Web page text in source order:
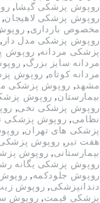
روپوش پزشکی گیشا ,
روپوش پزشکی لاهیجان,
مخصوص بارداری,
روپوش پزشکی مدل دار ,
پزشکی مردانه, روپوش
مردانه سایز بزرگ,
مردانه کوتاه, روپوش
مشهد, روپوش پزشکی
بیمارستان, روپوش
روپوش پزشکی نخی,
نظامی, روپوش پزشکی
پزشکی های تهران,
هفت تیر , روپوش
بیمارستانی, روپوش
روپوش پزشکی یگانه
روپوش جلودکمه,
دندانپزشکی, روپوش
پزشکی قیمت, روپوش